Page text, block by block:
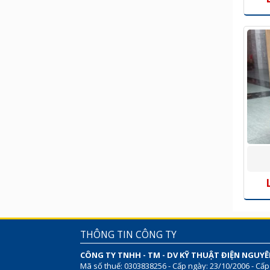
THÔNG TIN CÔNG TY
CÔNG TY TNHH - TM - DV KỸ THUẬT ĐIỆN
Mã số thuế: 0303838256 - Cấp ngày: 23/10/2006 -